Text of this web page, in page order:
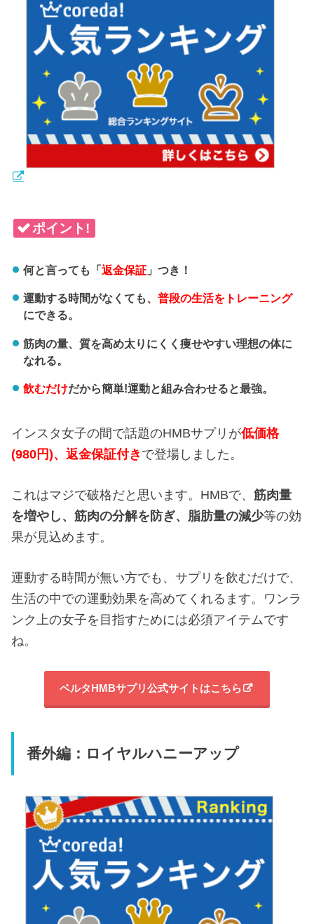
ポイント!
何と言っても「返金保証」つき！
運動する時間がなくても、 普段の生活をトレーニング
にできる。
筋肉の量、質を高め太りにくく痩せやすい理想の体に
なれる。
飲むだけだから簡単!運動と組み合わせると最強。
インスタ女子の間で話題のHMBサプリが低価格
(980円)、返金保証付き で登場しました。
これはマジで破格だと思います。HMBで、筋肉量
を増やし、筋肉の分解を防ぎ、 脂肪量の減少等の効
果が見込めます。
運動する時間が無い方でも、サプリを飲むだけで、
生活の中での運動効果を高めてくれるます。ワンラ
ンク上の女子を目指すためには必須アイテムです
ね。
ベルタHMBサプリ公式サイトはこちら
番外編：ロイヤルハニーアップ